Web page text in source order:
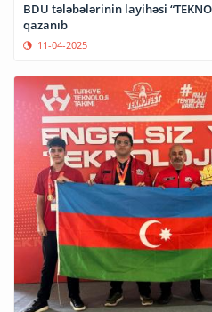
BDU tələbələrinin layihəsi
qazanıb
11-04-2025